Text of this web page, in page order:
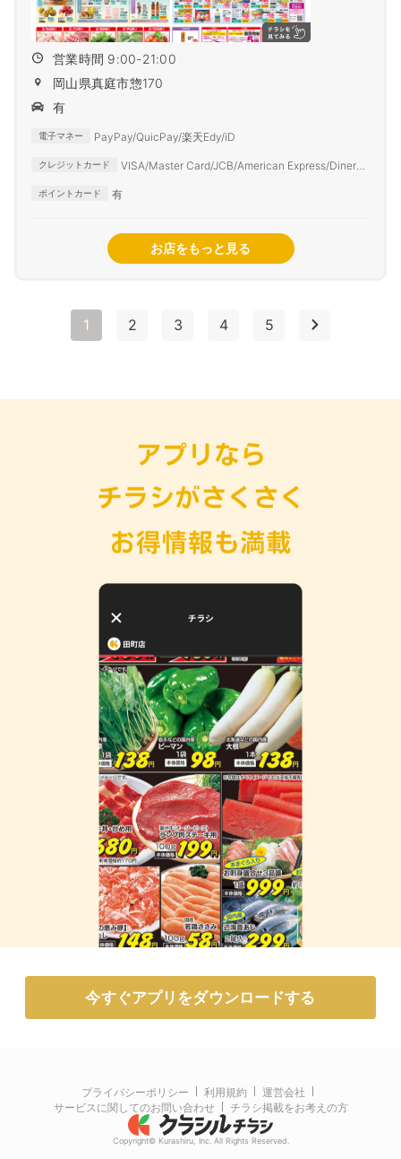
営業時間 9:00-21:00
岡山県真庭市惣170
有
電子マネー PayPay/QuicPay/楽天Edy/iD
クレジットカード
VISA/Master Card/JCB/American Express/Diners
ポイントカード 有
お店をもっと見る
1 2 3 4 5
今すぐアプリをダウンロードする
プライバシーポリシー 利用規約
運営会社
サービスに関してのお問い合わせ
チラシ掲載をお考えの方
Copyright© Kurashiru, Inc. All Rights Reserved.